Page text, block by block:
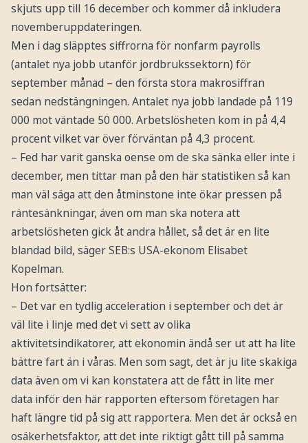
skjuts upp till 16 december och kommer då inkludera
novemberuppdateringen.
Men i dag släpptes siffrorna för nonfarm payrolls
(antalet nya jobb utanför jordbrukssektorn) för
september månad – den första stora makrosiffran
sedan nedstängningen. Antalet nya jobb landade på 119
000 mot väntade 50 000. Arbetslösheten kom in på 4,4
procent vilket var över förväntan på 4,3 procent.
– Fed har varit ganska oense om de ska sänka eller inte i
december, men tittar man på den här statistiken så kan
man väl säga att den åtminstone inte ökar pressen på
räntesänkningar, även om man ska notera att
arbetslösheten gick åt andra hållet, så det är en lite
blandad bild, säger SEB:s USA-ekonom Elisabet
Kopelman.
Hon fortsätter:
– Det var en tydlig acceleration i september och det är
väl lite i linje med det vi sett av olika
aktivitetsindikatorer, att ekonomin ändå ser ut att ha lite
bättre fart än i våras. Men som sagt, det är ju lite skakiga
data även om vi kan konstatera att de fått in lite mer
data inför den här rapporten eftersom företagen har
haft längre tid på sig att rapportera. Men det är också en
osäkerhetsfaktor, att det inte riktigt gått till på samma